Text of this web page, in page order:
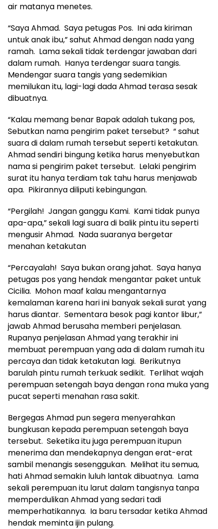
air matanya menetes.
“Saya Ahmad. Saya petugas Pos. Ini ada kiriman
untuk anak ibu,” sahut Ahmad dengan nada yang
ramah. Lama sekali tidak terdengar jawaban dari
dalam rumah. Hanya terdengar suara tangis.
Mendengar suara tangis yang sedemikian
memilukan itu, lagi-lagi dada Ahmad terasa sesak
dibuatnya.
“Kalau memang benar Bapak adalah tukang pos,
Sebutkan nama pengirim paket tersebut? “ sahut
suara di dalam rumah tersebut seperti ketakutan.
Ahmad sendiri bingung ketika harus menyebutkan
nama si pengirim paket tersebut. Lelaki pengirim
surat itu hanya terdiam tak tahu harus menjawab
apa. Pikirannya diliputi kebingungan.
“Pergilah! Jangan ganggu Kami. Kami tidak punya
apa-apa,” sekali lagi suara di balik pintu itu seperti
mengusir Ahmad. Nada suaranya bergetar
menahan ketakutan
“Percayalah! Saya bukan orang jahat. Saya hanya
petugas pos yang hendak mengantar paket untuk
Cicilia. Mohon maaf kalau mengantarnya
kemalaman karena hari ini banyak sekali surat yang
harus diantar. Sementara besok pagi kantor libur,”
jawab Ahmad berusaha memberi penjelasan.
Rupanya penjelasan Ahmad yang terakhir ini
membuat perempuan yang ada di dalam rumah itu
percaya dan tidak ketakutan lagi. Berikutnya
barulah pintu rumah terkuak sedikit. Terlihat wajah
perempuan setengah baya dengan rona muka yang
pucat seperti menahan rasa sakit.
Bergegas Ahmad pun segera menyerahkan
bungkusan kepada perempuan setengah baya
tersebut. Seketika itu juga perempuan itupun
menerima dan mendekapnya dengan erat-erat
sambil menangis sesenggukan. Melihat itu semua,
hati Ahmad semakin luluh lantak dibuatnya. Lama
sekali perempuan itu larut dalam tangisnya tanpa
memperdulikan Ahmad yang sedari tadi
memperhatikannya. Ia baru tersadar ketika Ahmad
hendak meminta ijin pulang.